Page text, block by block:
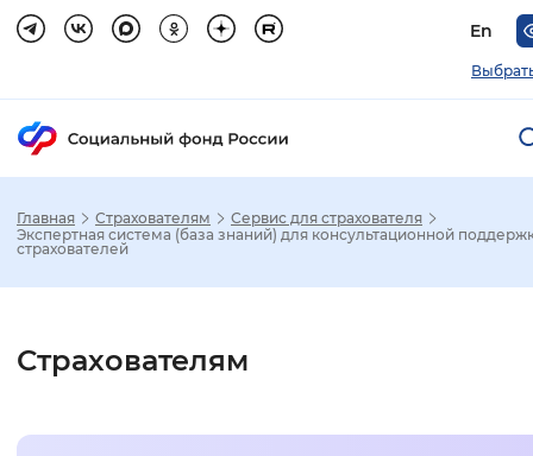
En
Настройка режима отображения
Размер шрифта
Главная Страхователям
Сервис для страхователя
Экспертная система (база знаний) для консультационной
страхователей
Страхователям